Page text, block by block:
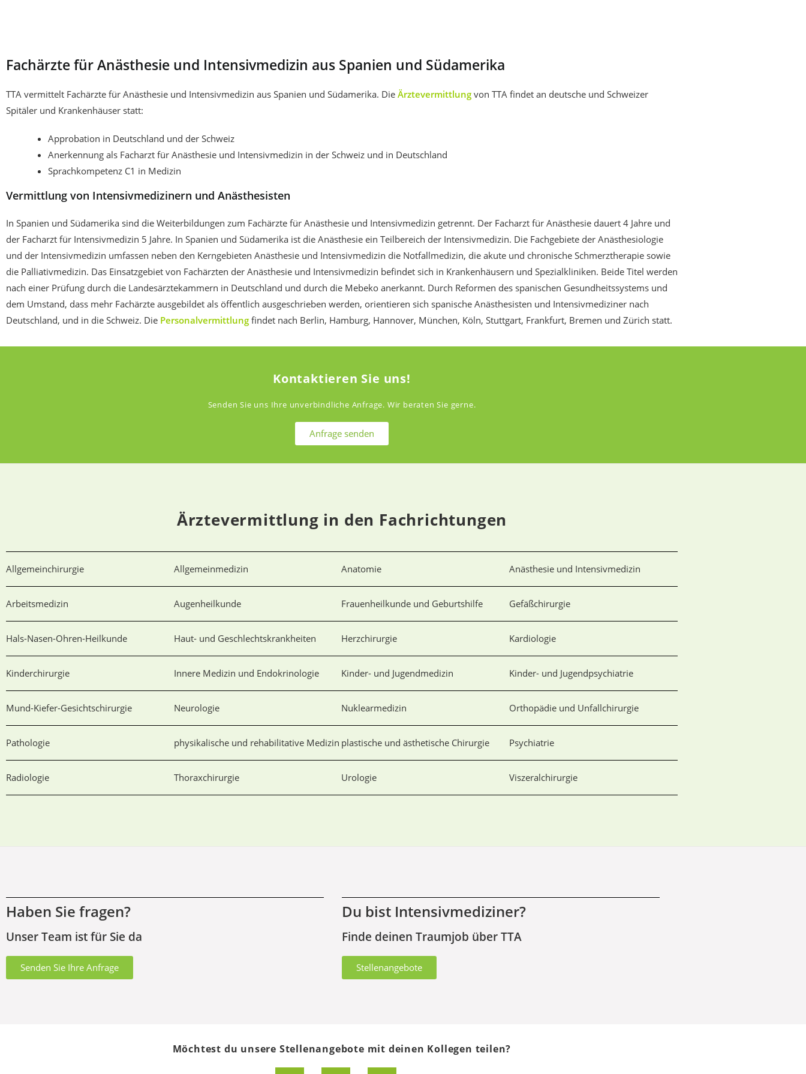
Fachärzte für Anästhesie und Intensivmedizin aus Spanien und Südamerika
TTA vermittelt Fachärzte für Anästhesie und Intensivmedizin aus Spanien und Südamerika. Die Ärztevermittlung von TTA findet an deutsche und Schweizer
Spitäler und Krankenhäuser statt:
Approbation in Deutschland und der Schweiz
Anerkennung als Facharzt für Anästhesie und Intensivmedizin in der Schweiz und in Deutschland
Sprachkompetenz C1 in Medizin
Vermittlung von Intensivmedizinern und Anästhesisten
In Spanien und Südamerika sind die Weiterbildungen zum Fachärzte für Anästhesie und Intensivmedizin getrennt. Der Facharzt für Anästhesie dauert 4 Jahre und
der Facharzt für Intensivmedizin 5 Jahre. In Spanien und Südamerika ist die Anästhesie ein Teilbereich der Intensivmedizin. Die Fachgebiete der Anästhesiologie
und der Intensivmedizin umfassen neben den Kerngebieten Anästhesie und Intensivmedizin die Notfallmedizin, die akute und chronische Schmerztherapie sowie
die Palliativmedizin. Das Einsatzgebiet von Fachärzten der Anästhesie und Intensivmedizin befindet sich in Krankenhäusern und Spezialkliniken. Beide Titel werden
nach einer Prüfung durch die Landesärztekammern in Deutschland und durch die Mebeko anerkannt. Durch Reformen des spanischen Gesundheitssystems und
dem Umstand, dass mehr Fachärzte ausgebildet als öffentlich ausgeschrieben werden, orientieren sich spanische Anästhesisten und Intensivmediziner nach
Deutschland, und in die Schweiz. Die Personalvermittlung findet nach Berlin, Hamburg, Hannover, München, Köln, Stuttgart, Frankfurt, Bremen und Zürich statt.
Kontaktieren Sie uns!
Senden Sie uns Ihre unverbindliche Anfrage. Wir beraten Sie gerne.
Anfrage senden
Ärztevermittlung in den Fachrichtungen
Allgemeinchirurgie Allgemeinmedizin Anatomie Anästhesie und Intensivmedizin
Arbeitsmedizin Augenheilkunde Frauenheilkunde und Geburtshilfe Gefäßchirurgie
Hals-Nasen-Ohren-Heilkunde Haut- und Geschlechtskrankheiten Herzchirurgie Kardiologie
Kinderchirurgie Innere Medizin und Endokrinologie Kinder- und Jugendmedizin Kinder- und Jugendpsychiatrie
Mund-Kiefer-Gesichtschirurgie Neurologie Nuklearmedizin Orthopädie und Unfallchirurgie
Pathologie physikalische und rehabilitative Medizin plastische und ästhetische Chirurgie Psychiatrie
Radiologie Thoraxchirurgie Urologie Viszeralchirurgie
Haben Sie fragen?
Unser Team ist für Sie da
Senden Sie Ihre Anfrage
Du bist Intensivmediziner?
Finde deinen Traumjob über TTA
Stellenangebote
Möchtest du unsere Stellenangebote mit deinen Kollegen teilen?